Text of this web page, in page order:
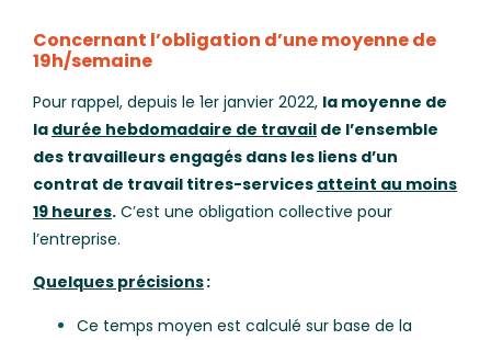
Concernant l’obligation d’une moyenne de
19h/semaine
Pour rappel, depuis le 1er janvier 2022, la moyenne de
la durée hebdomadaire de travail de l’ensemble
des travailleurs engagés dans les liens d’un
contrat de travail titres-services atteint au moins
19 heures. C’est une obligation collective pour
l’entreprise.
Quelques précisions:
Ce temps moyen est calculé sur base de la